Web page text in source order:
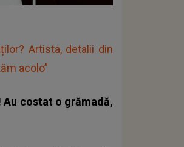
Artista, detalii din
acolo”
costat o grămadă,